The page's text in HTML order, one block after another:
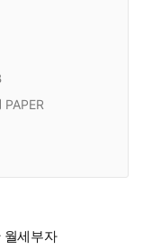
PAPER
월세부자